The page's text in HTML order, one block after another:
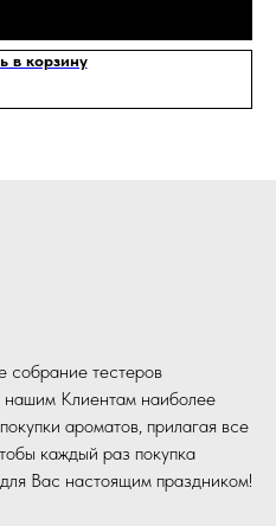
в корзину
собрание тестеров
Клиентам наиболее
ароматов, прилагая все
каждый раз покупка
Вас настоящим праздником!